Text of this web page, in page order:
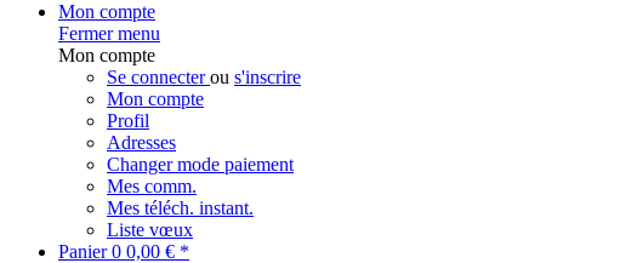
Mon compte
Fermer menu
Mon compte
Se connecterou s'inscrire
Mon compte
Profil
Adresses
Changer mode paiement
Mes comm.
Mes téléch. instant.
Liste vœux
Panier0 0,00 € *